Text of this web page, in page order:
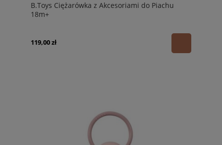
B.Toys Ciężarówka z Akcesoriami do Piachu
18m+
119,00 zł